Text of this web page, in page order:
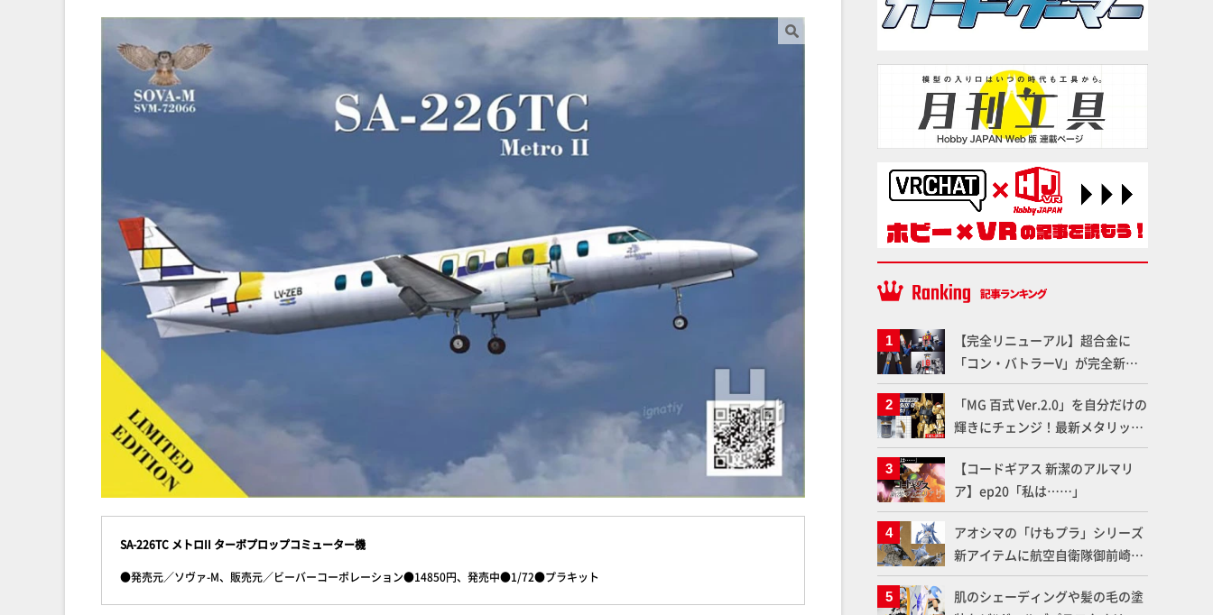
SA-226TC メトロII ターボプロップコミューター機
●発売元／ソヴァ-M、販売元／ビーバーコーポレーション●14850円、発売中●1/72●プラキット
【完全リニューアル】超合金に
「コン・バトラーV」が完全新規
造形で登場！気になる仕様を試作
品の撮り下ろしでご紹介!!さらに
「大鉄人17」＆「ワンエイト」セ
ット情報もお届け！【超合金の
魂】
「MG 百式 Ver.2.0」を自分だけの
輝きにチェンジ！最新メタリック
塗料を使ってより金属感を増した
仕上がりに!!【試し読み】
【コードギアス 新潔のアルマリ
ア】ep20「私は……」
アオシマの「けもプラ」シリーズ
新アイテムに航空自衛隊御前崎分
屯基地の公式キャラクターとして
誕生した「おまねこ」が着任！け
肌のシェーディングや髪の毛の塗